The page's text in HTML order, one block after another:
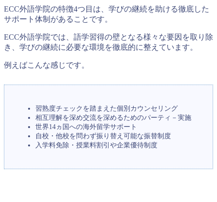
ECC外語学院の特徴4つ目は、学びの継続を助ける徹底した
サポート体制があることです。
ECC外語学院では、語学習得の壁となる様々な要因を取り除
き、学びの継続に必要な環境を徹底的に整えています。
例えばこんな感じです。
習熟度チェックを踏まえた個別カウンセリング
相互理解を深め交流を深めるためのパーティ－実施
世界14ヵ国への海外留学サポート
自校・他校を問わず振り替え可能な振替制度
入学料免除・授業料割引や企業優待制度